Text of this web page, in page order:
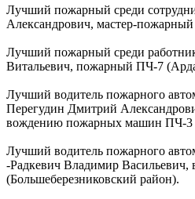
Лучший пожарный среди
Александрович, мастер-
Лучший пожарный среди
Витальевич, пожарный ПЧ-7
Лучший водитель пожарного
Перегудин Дмитрий
вождению пожарных машин ПЧ-3
Лучший водитель пожарного
-Радкевич Владимир Васильевич,
(Большеберезниковский район).